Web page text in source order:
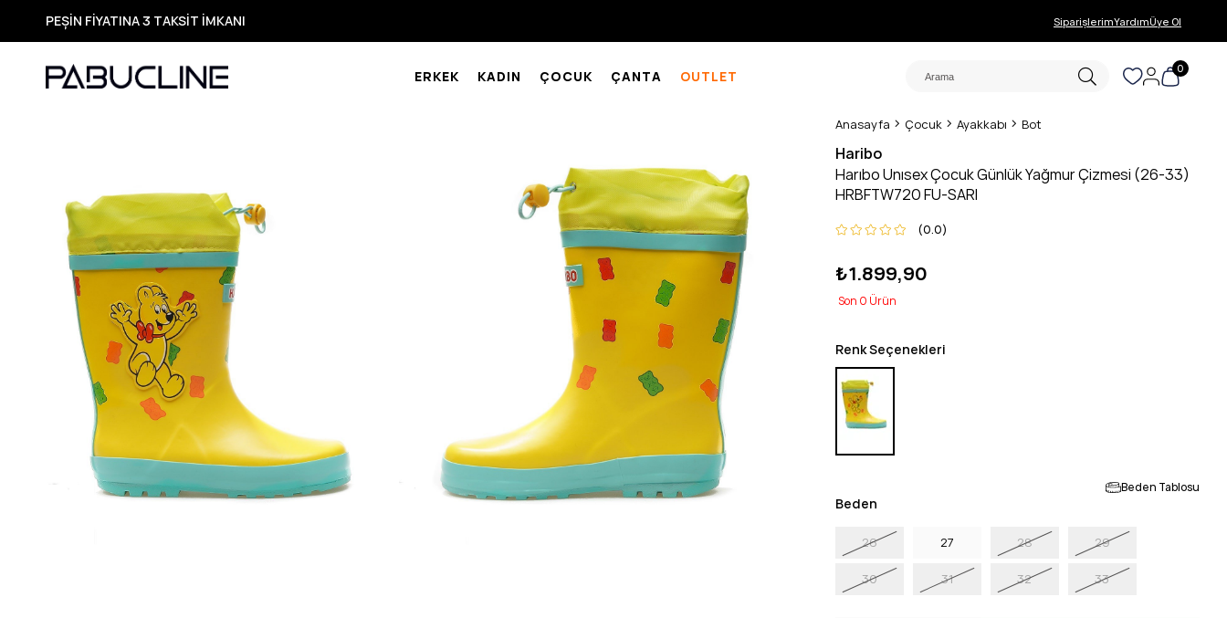
TÜM ÜRÜNLERDE ÜCRETSİZ KARGO
Yeni Sezon Ürünlerde Özel Fırsatlar
Seçili Ürünlerde Hızlı Teslimat
SiparişlerimYardımÜye Ol
ERKEK KADIN ÇOCUK ÇANTA OUTLET 0
Anasayfa Çocuk Ayakkabı Bot
Haribo
Harıbo Unısex Çocuk Günlük Yağmur Çizmesi (26-33)
HRBFTW720 FU-SARI
0.0
₺1.899,90
0
Renk Seçenekleri
Beden Tablosu
Beden
26 27 28 29
30 31 32 33